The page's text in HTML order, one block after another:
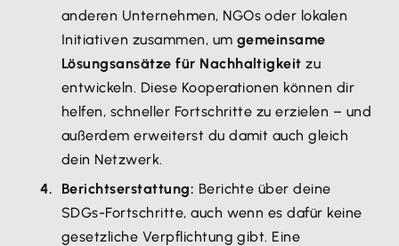
anderen Unternehmen, NGOs oder lokalen
Initiativen zusammen, um gemeinsame
Lösungsansätze für Nachhaltigkeit zu
entwickeln. Diese Kooperationen können dir
helfen, schneller Fortschritte zu erzielen – und
außerdem erweiterst du damit auch gleich
dein Netzwerk.
Berichtserstattung: Berichte über deine
SDGs-Fortschritte, auch wenn es dafür keine
gesetzliche Verpflichtung gibt. Eine